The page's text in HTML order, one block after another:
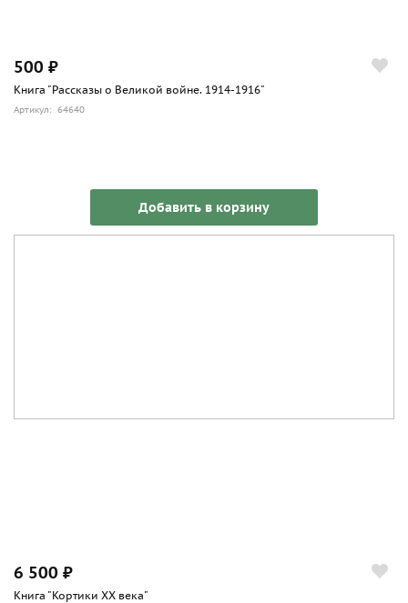
500 ₽
Книга "Рассказы о Великой войне. 1914-1916"
Артикул: 64640
Добавить в корзину
6 500 ₽
Книга "Кортики ХХ века"